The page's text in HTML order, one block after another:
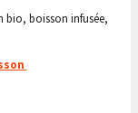
bio, boisson infusée,